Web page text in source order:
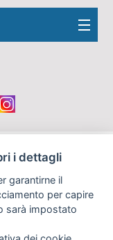
reperite da
al loro utilizzo
provvederà a
email:
i dettagli
garantirne il
per capire
sarà impostato